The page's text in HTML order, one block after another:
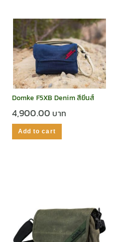
Domke F5XB Denim สียีนส์
4,900.00
Add to cart